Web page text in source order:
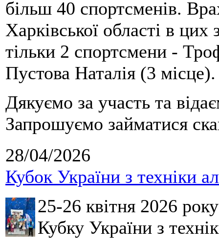
більш 40 спортсменів.
Харківської області в
тільки 2 спортсмени -
Пустова Наталія (3 місце).
Дякуємо за участь та
Запрошуємо займатися
28/04/2026
Кубок України з техніки
25-26 квітня 2026
Кубку України з